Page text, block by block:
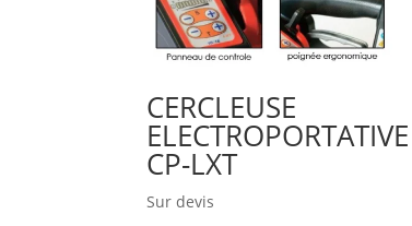
CERCLEUSE
ELECTROPORTATIVE
CP-LXT
Sur devis